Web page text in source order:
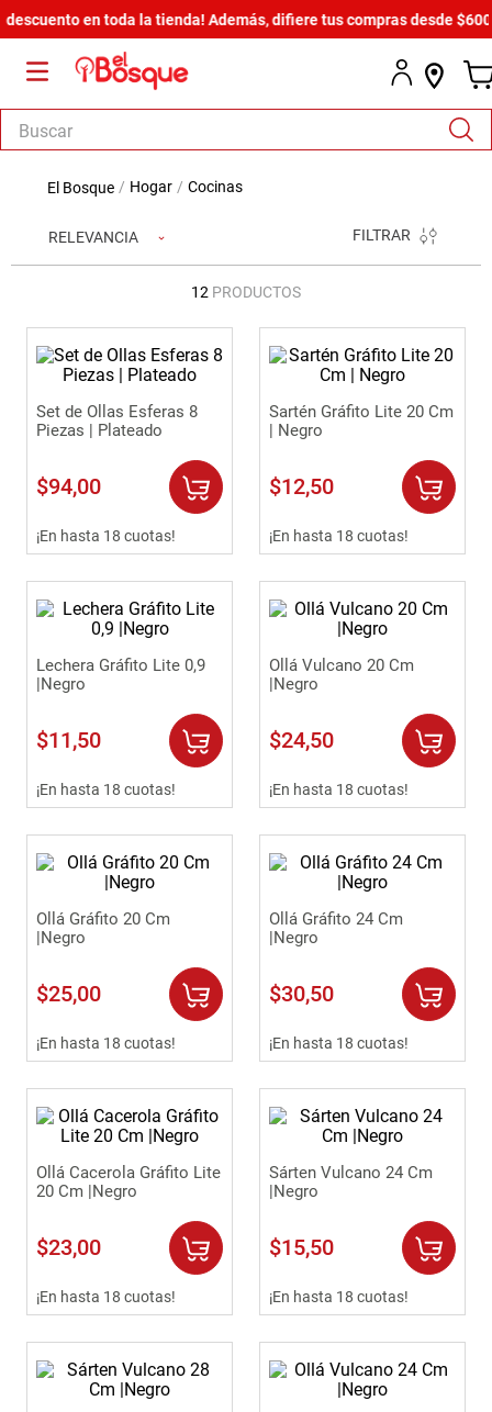
en toda la tienda! Además, difiere tus compras desde $600
Buscar
hogar cocinas
RELEVANCIA FILTRAR
12 PRODUCTOS
Set de Ollas Esferas 8
Piezas | Plateado
$94,00
¡En hasta 18 cuotas!
Sartén Gráfito Lite 20 Cm
| Negro
$12,50
¡En hasta 18 cuotas!
Lechera Gráfito Lite 0,9
|Negro
$11,50
¡En hasta 18 cuotas!
Ollá Vulcano 20 Cm
|Negro
$24,50
¡En hasta 18 cuotas!
Ollá Gráfito 20 Cm
|Negro
$25,00
¡En hasta 18 cuotas!
Ollá Gráfito 24 Cm
|Negro
$30,50
¡En hasta 18 cuotas!
Ollá Cacerola Gráfito Lite
20 Cm |Negro
$23,00
¡En hasta 18 cuotas!
Sárten Vulcano 24 Cm
|Negro
$15,50
¡En hasta 18 cuotas!
armario
zapatera
armario lux
comoda
10. sofa